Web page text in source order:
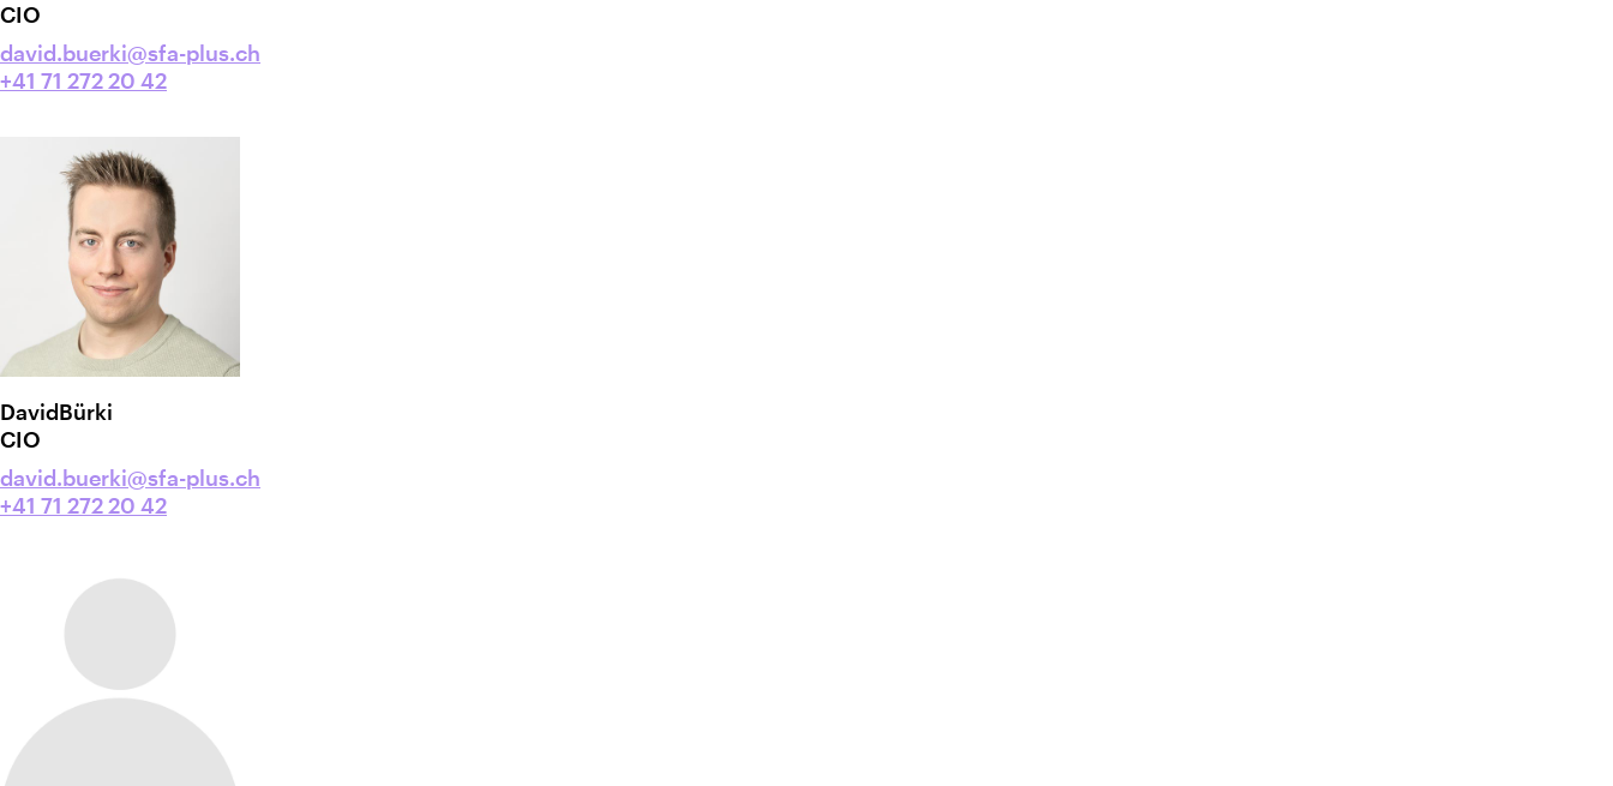
CIO
david.buerki@sfa-plus.ch
+41 71 272 20 42
David Bürki
CIO
david.buerki@sfa-plus.ch
+41 71 272 20 42